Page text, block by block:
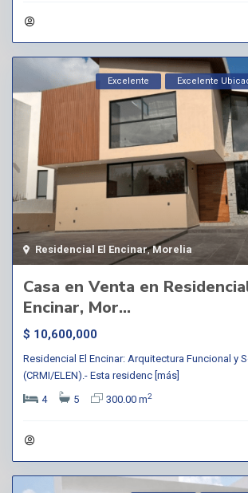
Residencial El Encinar,Morelia
Excelente Excelente
Casa en Venta en
Encinar, Mor...
$ 10,600,000
Residencial El Encinar: Arquitectura Funcional y
(CRMI/ELEN).- Esta residenc [más]
4
5 300.00 m2